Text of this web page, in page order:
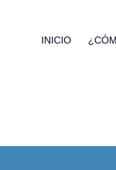
INICIO